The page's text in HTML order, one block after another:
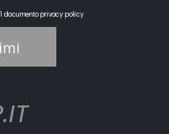
documentoprivacy policy